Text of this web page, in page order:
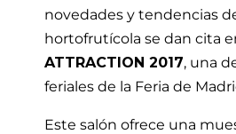
novedades y tendencias
hortofrutícola se dan cita
ATTRACTION 2017, una
feriales de la Feria de
Este salón ofrece una